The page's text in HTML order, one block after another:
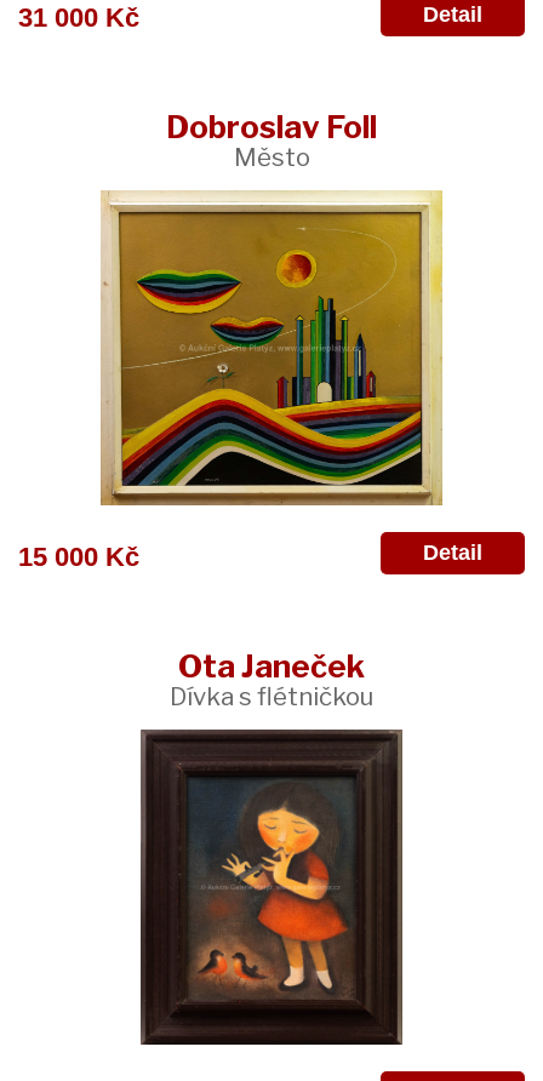
31 000 Kč Detail
Dobroslav Foll
Město
15 000 Kč Detail
Ota Janeček
Dívka s flétničkou